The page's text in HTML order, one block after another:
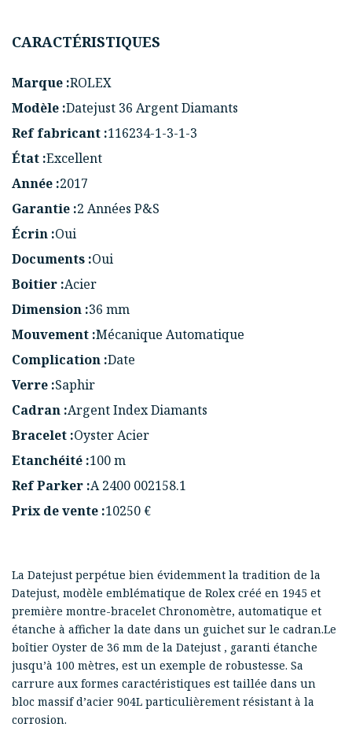
CARACTÉRISTIQUES
Marque :ROLEX
Modèle :Datejust 36 Argent Diamants
Ref fabricant :116234-1-3-1-3
État :Excellent
Année :2017
Garantie :2 Années P&S
Écrin :Oui
Documents :Oui
Boitier :Acier
Dimension :36 mm
Mouvement :Mécanique Automatique
Complication :Date
Verre :Saphir
Cadran :Argent Index Diamants
Bracelet :Oyster Acier
Etanchéité :100 m
Ref Parker :A 2400 002158.1
Prix de vente :10250 €
La Datejust perpétue bien évidemment la tradition de la
Datejust, modèle emblématique de Rolex créé en 1945 et
première montre-bracelet Chronomètre, automatique et
étanche à afficher la date dans un guichet sur le cadran.Le
boîtier Oyster de 36 mm de la Datejust , garanti étanche
jusqu’à 100 mètres, est un exemple de robustesse. Sa
carrure aux formes caractéristiques est taillée dans un
bloc massif d’acier 904L particulièrement résistant à la
corrosion.